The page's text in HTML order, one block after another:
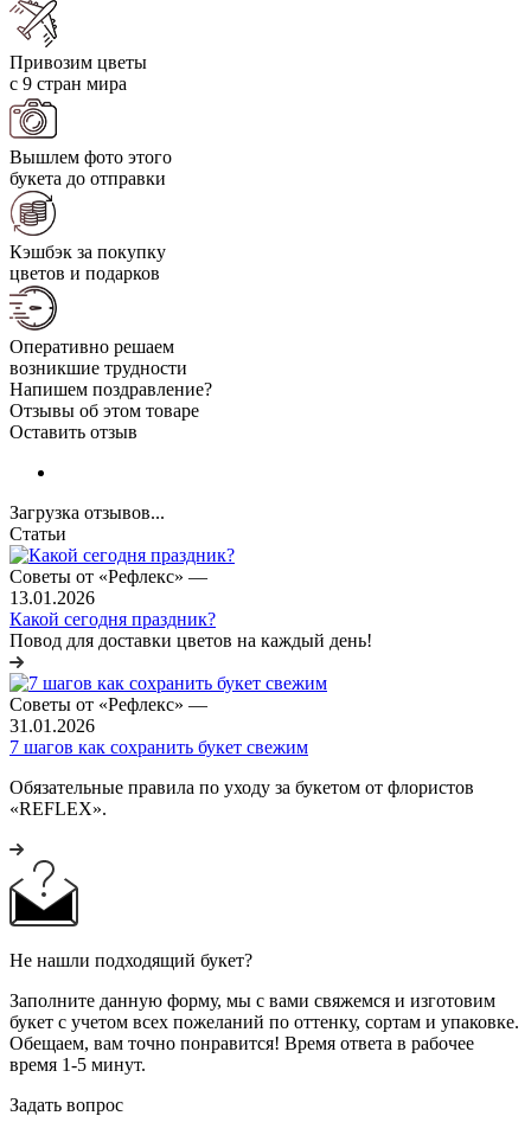
Привозим цветы
с 9 стран мира
Вышлем фото этого
букета до отправки
Кэшбэк за покупку
цветов и подарков
Оперативно решаем
возникшие трудности
Напишем поздравление?
Отзывы об этом товаре
Оставить отзыв
Загрузка отзывов...
Статьи
Советы от «Рефлекс» —
13.01.2026
Какой сегодня праздник?
Повод для доставки цветов на каждый день!
Советы от «Рефлекс» —
31.01.2026
7 шагов как сохранить букет свежим
Обязательные правила по уходу за букетом от флористов
«REFLEX».
Не нашли подходящий букет?
Заполните данную форму, мы с вами свяжемся и изготовим
букет с учетом всех пожеланий по оттенку, сортам и упаковке.
Обещаем, вам точно понравится! Время ответа в рабочее
время 1-5 минут.
Задать вопрос